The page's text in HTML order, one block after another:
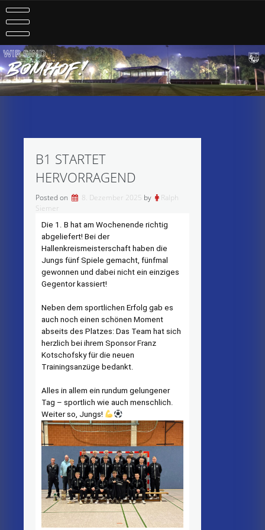
to
content
B1 STARTET
HERVORRAGEND
Posted on 8. Dezember 2025 by
Ralph
Siemer
Die 1. B hat am Wochenende richtig
abgeliefert! Bei der
Hallenkreismeisterschaft haben die
Jungs fünf Spiele gemacht, fünfmal
gewonnen und dabei nicht ein einziges
Gegentor kassiert!
Neben dem sportlichen Erfolg gab es
auch noch einen schönen Moment
abseits des Platzes: Das Team hat sich
herzlich bei ihrem Sponsor Franz
Kotschofsky für die neuen
Trainingsanzüge bedankt.
Alles in allem ein rundum gelungener
Tag – sportlich wie auch menschlich.
Weiter so, Jungs!